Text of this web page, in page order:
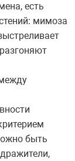
есть
мимоза
быть